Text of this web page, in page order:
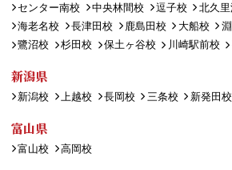
センター南校
中央林間校 逗子校 北久
海老名校
長津田校 鹿島田校 大船校
鷺沼校
杉田校 保土ヶ谷校 川崎駅前校
新潟県
新潟校 上越校 長岡校 三条校 新発田校
富山県
富山校 高岡校